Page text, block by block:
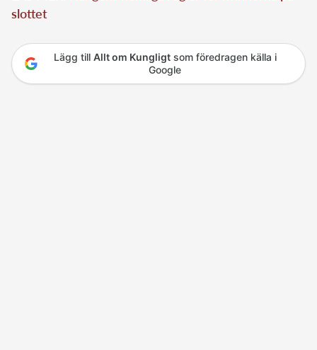
slottet
Lägg till Allt om Kungligtsom föredragen källa i
Google